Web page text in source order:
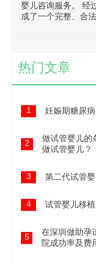
婴儿咨询服务。 经
成了一个完整、合
热门文章
1 妊娠期糖尿
2
做试管婴儿的
做试管婴儿？
3 第二代试管
4 试管婴儿移
5
在深圳做助孕
院成功率及费